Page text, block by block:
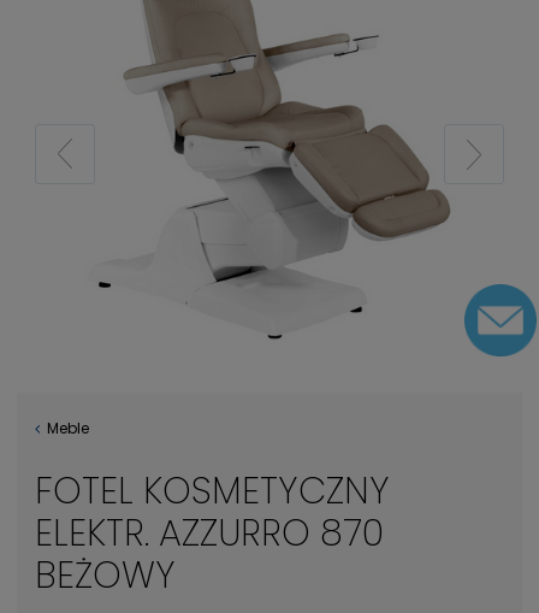
Meble
FOTEL KOSMETYCZNY
ELEKTR. AZZURRO 870
BEŻOWY